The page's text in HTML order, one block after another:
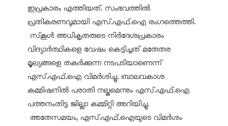
ഇപ്രകാരം എത്തിയത്. സംഭവത്തിൽ
പ്രതികരണവുമായി എസ്.എഫ്.ഐ രംഗത്തെത്തി.
സ്‌കൂൾ അധികൃതരുടെ നിർദേശപ്രകാരം
വിദ്യാർത്ഥികളെ വേഷം കെട്ടിച്ചത് മതേതര
മൂല്യങ്ങളെ തകർക്കുന്ന നടപടിയാണെന്ന്
എസ്.എഫ്.ഐ വിമർശിച്ചു. ബാലവകാശ
കമ്മിഷനിൽ പരാതി നല്കുമെന്നും എസ്.എഫ്.ഐ
പത്തനംതിട്ട ജില്ലാ കമ്മിറ്റി അറിയിച്ചു.
അതേസമയം, എസ്.എഫ്.ഐയുടെ വിമർശം